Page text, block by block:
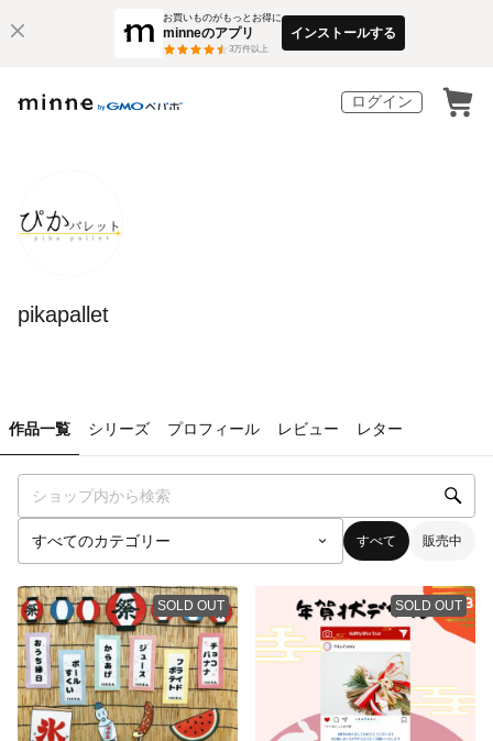
お買いものがもっとお得に
minneのアプリ
3万件以上
インストールする
ログイン
pikapallet
作品一覧 シリーズ プロフィール レビュー レター
すべて 販売中
SOLD OUT SOLD OUT